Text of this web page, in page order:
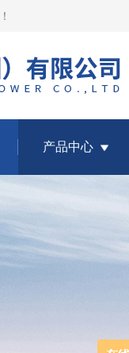
！
产品中心